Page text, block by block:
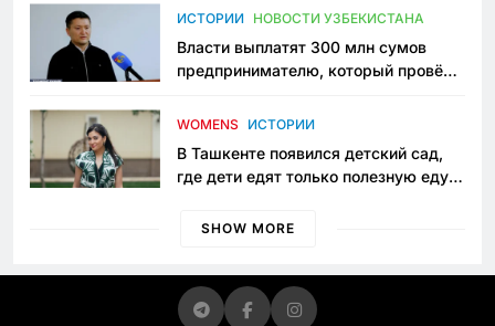
пространство
ИСТОРИИ НОВОСТИ УЗБЕКИСТАНА
Власти выплатят 300 млн сумов
предпринимателю, который провёл
приговору
WOMENS ИСТОРИИ
В Ташкенте появился детский сад,
где дети едят только полезную еду.
просить «кашу без сахара»
SHOW MORE